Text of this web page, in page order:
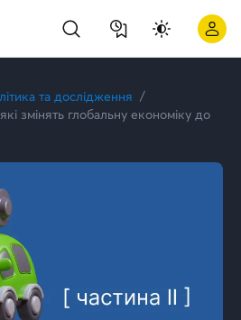
та дослідження
змінять глобальну економіку до
інфраструктурі майбутнього ⭐